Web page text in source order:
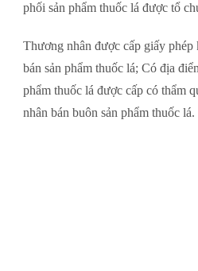
phối sản phẩm thuốc lá được tổ
Thương nhân được cấp giấy
bán sản phẩm thuốc lá; Có địa
phẩm thuốc lá được cấp có thẩm
nhân bán buôn sản phẩm thuốc lá.